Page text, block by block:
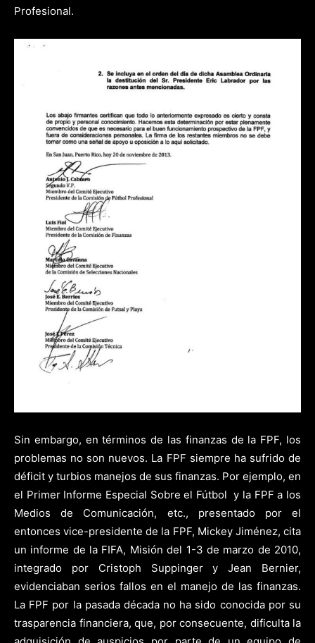
Profesional.
Sin embargo, en términos de las finanzas de la FPF, los
problemas no son nuevos. La FPF siempre ha sufrido de
déficit y turbios manejos de sus finanzas. Por ejemplo, en
el Primer Informe Especial Sobre el Fútbol y la FPF a los
Medios de Comunicación, etc., presentado por el
entonces vice-presidente de la FPF, Mickey Jiménez, cita
un informe de la FIFA, Misión del 1-3 de marzo de 2010,
integrado por Cristoph Suppinger y Jean Bernier,
evidenciaban serios fallos en el manejo de las finanzas.
La FPF por la pasada década no ha sido conocida por su
trasparencia financiera, que, por consecuente, dificulta la